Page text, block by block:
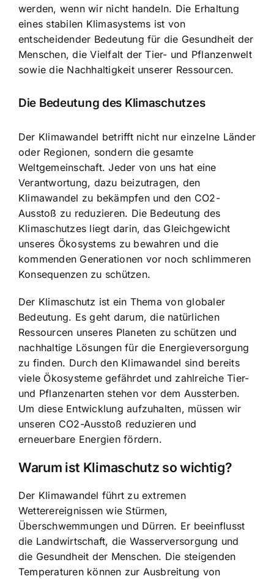
werden, wenn wir nicht handeln. Die Erhaltung
eines stabilen Klimasystems ist von
entscheidender Bedeutung für die Gesundheit der
Menschen, die Vielfalt der Tier- und Pflanzenwelt
sowie die Nachhaltigkeit unserer Ressourcen.
Die Bedeutung des Klimaschutzes
Der Klimawandel betrifft nicht nur einzelne Länder
oder Regionen, sondern die gesamte
Weltgemeinschaft. Jeder von uns hat eine
Verantwortung, dazu beizutragen, den
Klimawandel zu bekämpfen und den CO2-
Ausstoß zu reduzieren. Die Bedeutung des
Klimaschutzes liegt darin, das Gleichgewicht
unseres Ökosystems zu bewahren und die
kommenden Generationen vor noch schlimmeren
Konsequenzen zu schützen.
Der Klimaschutz ist ein Thema von globaler
Bedeutung. Es geht darum, die natürlichen
Ressourcen unseres Planeten zu schützen und
nachhaltige Lösungen für die Energieversorgung
zu finden. Durch den Klimawandel sind bereits
viele Ökosysteme gefährdet und zahlreiche Tier-
und Pflanzenarten stehen vor dem Aussterben.
Um diese Entwicklung aufzuhalten, müssen wir
unseren CO2-Ausstoß reduzieren und
erneuerbare Energien fördern.
Warum ist Klimaschutz so wichtig?
Der Klimawandel führt zu extremen
Wetterereignissen wie Stürmen,
Überschwemmungen und Dürren. Er beeinflusst
die Landwirtschaft, die Wasserversorgung und
die Gesundheit der Menschen. Die steigenden
Temperaturen können zur Ausbreitung von